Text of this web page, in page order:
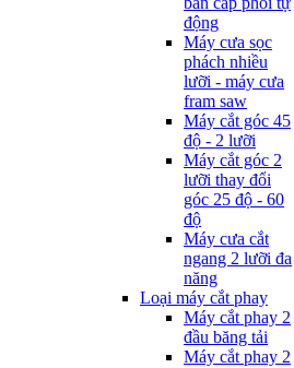
động
Máy cưa sọc
phách nhiều
lưỡi - máy cưa
fram saw
Máy cắt góc 45
độ - 2 lưỡi
Máy cắt góc 2
lưỡi thay đổi
góc 25 độ - 60
độ
Máy cưa cắt
ngang 2 lưỡi đa
năng
Loại máy cắt phay
Máy cắt phay 2
đầu băng tải
Máy cắt phay 2